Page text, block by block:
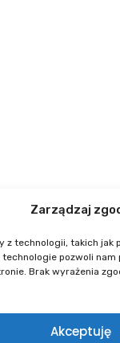
Zarządzaj
z technologii, takich
pozwoli
Brak wyrażenia
Akceptuję